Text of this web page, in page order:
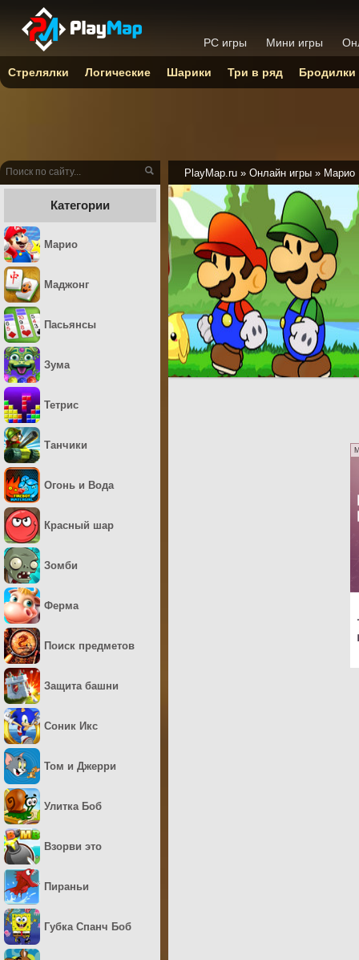
PlayMap.ru » Онлайн игры » Марио
Категории
Марио
Маджонг
Пасьянсы
Зума
Тетрис
Танчики
Огонь и Вода
Красный шар
Зомби
Ферма
Поиск предметов
Защита башни
Соник Икс
Том и Джерри
Улитка Боб
Взорви это
Пираньи
Губка Спанч Боб
PC игры Мини игры
Стрелялки Логические Шарики Три в ряд Бродилки